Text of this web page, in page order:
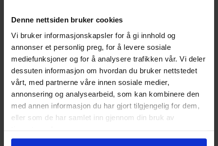
Denne nettsiden bruker cookies
Vi bruker informasjonskapsler for å gi innhold og
annonser et personlig preg, for å levere sosiale
mediefunksjoner og for å analysere trafikken vår. Vi deler
dessuten informasjon om hvordan du bruker nettstedet
vårt, med partnerne våre innen sosiale medier,
annonsering og analysearbeid, som kan kombinere den
med annen informasjon du har gjort tilgjengelig for dem,
eller som de har samlet inn gjennom din bruk av
Pinfold
Yvonne Gilbert
Sjanger
Fargeleggingsbøker
Illustratør
Anne Yvonne Gilbert,John
Howe,Tomislav
Tomić,Adam Stower,Levi
Pinfold
Antall Sider
96
Utgiver
Harper Voyager